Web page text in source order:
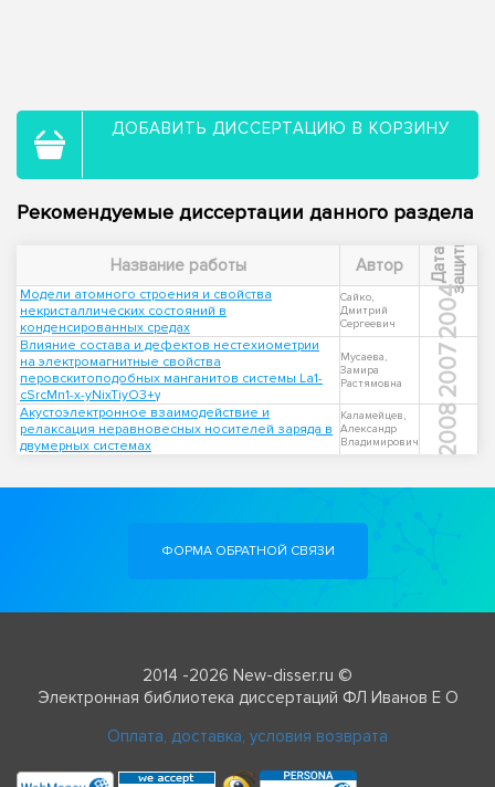
ДОБАВИТЬ ДИССЕРТАЦИЮ В КОРЗИНУ
Рекомендуемые диссертации данного раздела
Название работы Автор Д
а
т
а
з
а
щ
и
т ы
Модели атомного строения и свойства
некристаллических состояний в
конденсированных средах
Сайко,
Дмитрий
Сергеевич
2004
Влияние состава и дефектов нестехиометрии
на электромагнитные свойства
перовскитоподобных манганитов системы La1-
cSrcMn1-x-yNixTiyO3+γ
Мусаева,
Замира
Растямовна
2007
Акустоэлектронное взаимодействие и
релаксация неравновесных носителей заряда в
двумерных системах
Каламейцев,
Александр
Владимирович
2008
ФОРМА ОБРАТНОЙ СВЯЗИ
2014 -2026 New-disser.ru ©
Электронная библиотека диссертаций ФЛ Иванов Е О
Оплата, доставка, условия возврата